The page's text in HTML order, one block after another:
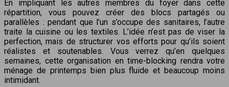
En impliquant les autres membres du foyer dans cette
répartition, vous pouvez créer des blocs partagés ou
parallèles : pendant que l’un s’occupe des sanitaires, l’autre
traite la cuisine ou les textiles. L’idée n’est pas de viser la
perfection, mais de structurer vos efforts pour qu’ils soient
réalistes et soutenables. Vous verrez qu’en quelques
semaines, cette organisation en time-blocking rendra votre
ménage de printemps bien plus fluide et beaucoup moins
intimidant.